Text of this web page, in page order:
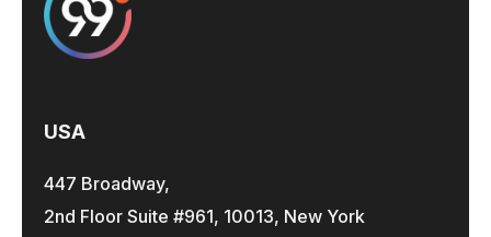
USA
447 Broadway,
2nd Floor Suite #961, 10013, New York